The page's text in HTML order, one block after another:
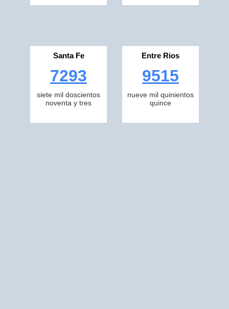
Santa Fe
7293
siete mil doscientos
noventa y tres
Entre Rios
9515
nueve mil quinientos
quince